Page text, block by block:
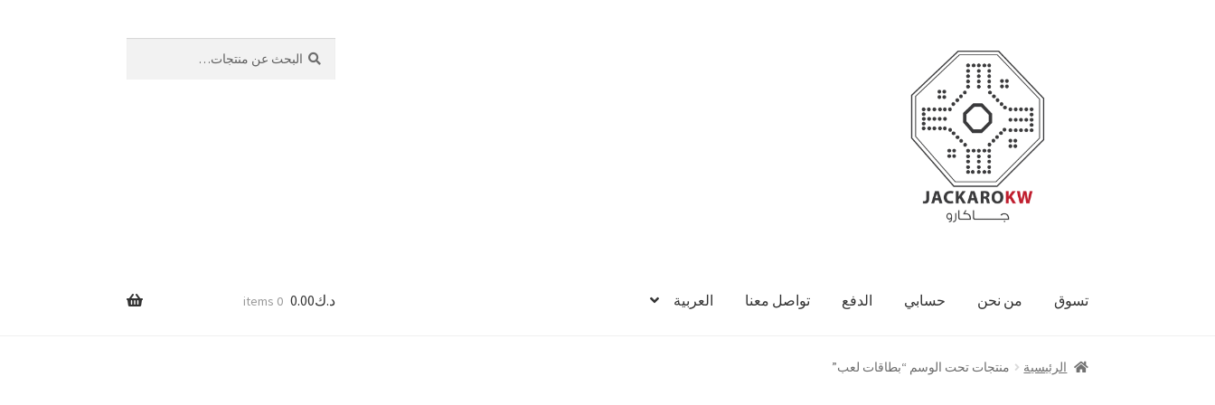
navigation
content
عن:
تسوق من نحن حسابي الدفع تواصل معنا العربية د.ك0.00
0 items
الرئيسية منتجات تحت الوسم “بطاقات لعب”